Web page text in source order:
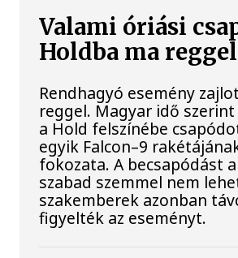
Valami óriási
Holdba ma reggel
Rendhagyó esemény
reggel. Magyar idő
a Hold felszínébe
egyik Falcon–9
fokozata. A becsapódást
szabad szemmel nem
szakemberek azonban
figyelték az eseményt.